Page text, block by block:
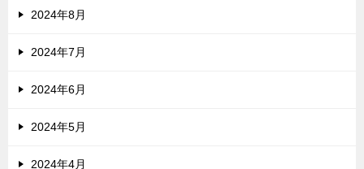
2024年8月
2024年7月
2024年6月
2024年5月
2024年4月